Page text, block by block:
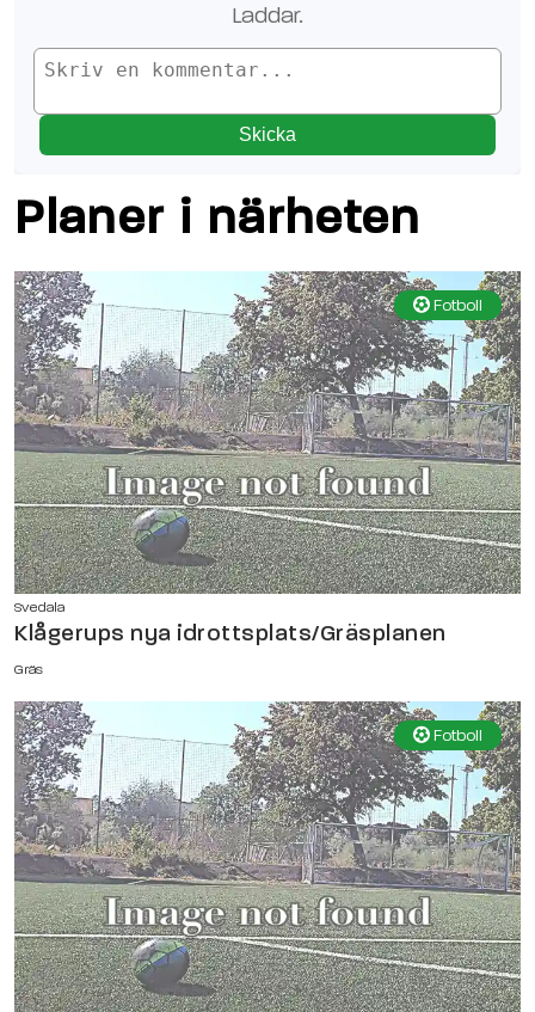
Laddar.
Skicka
Planer i närheten
Fotboll
Svedala
Klågerups nya idrottsplats/Gräsplanen
Gräs
Fotboll